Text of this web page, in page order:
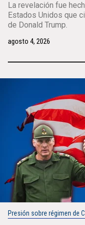
La revelación fue
Estados Unidos que
de Donald Trump.
agosto 4, 2026
Presión sobre régimen de